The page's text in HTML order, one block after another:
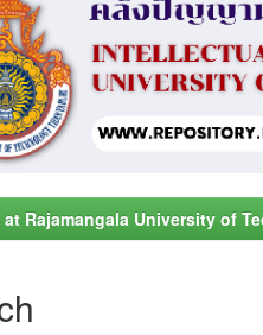
at Rajamangala University of